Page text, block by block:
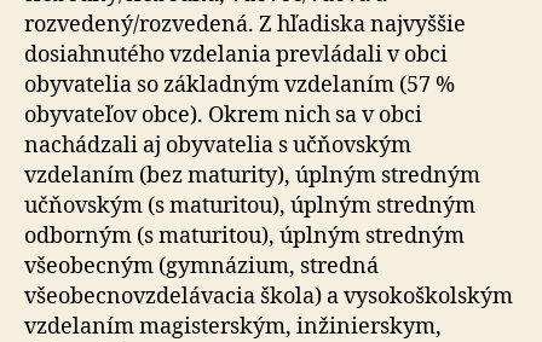
rozvedený/rozvedená. Z hľadiska najvyššie
dosiahnutého vzdelania prevládali v obci
obyvatelia so základným vzdelaním (57 %
obyvateľov obce). Okrem nich sa v obci
nachádzali aj obyvatelia s učňovským
vzdelaním (bez maturity), úplným stredným
učňovským (s maturitou), úplným stredným
odborným (s maturitou), úplným stredným
všeobecným (gymnázium, stredná
všeobecnovzdelávacia škola) a vysokoškolským
vzdelaním magisterským, inžinierskym,